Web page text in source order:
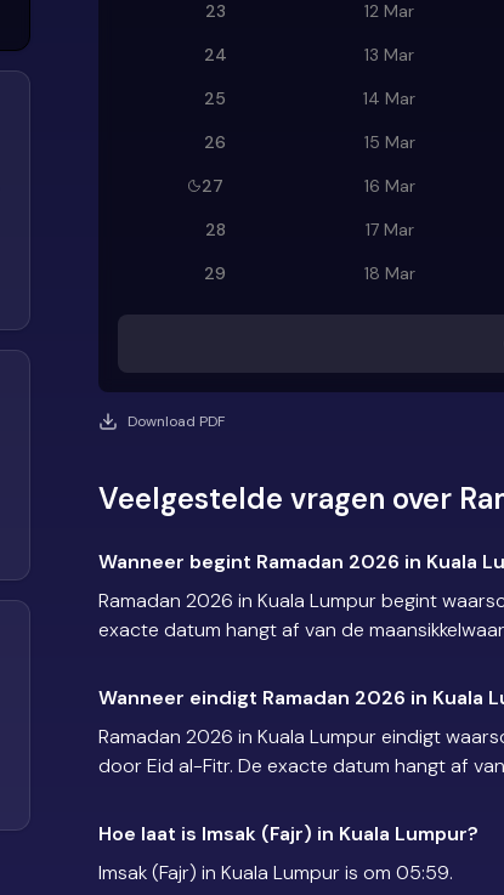
23
12 Mar
24
13 Mar
25
14 Mar
26
15 Mar
27
16 Mar
28
17 Mar
29
18 Mar
Download PDF
Veelgestelde vragen over
Wanneer begint Ramadan 2026 in Kuala
Ramadan 2026 in Kuala Lumpur begint
exacte datum hangt af van de
Wanneer eindigt Ramadan 2026 in Kuala
Ramadan 2026 in Kuala Lumpur eindigt
door Eid al-Fitr. De exacte datum hangt af
Hoe laat is Imsak (Fajr) in Kuala Lumpur?
Imsak (Fajr) in Kuala Lumpur is om 05:59.